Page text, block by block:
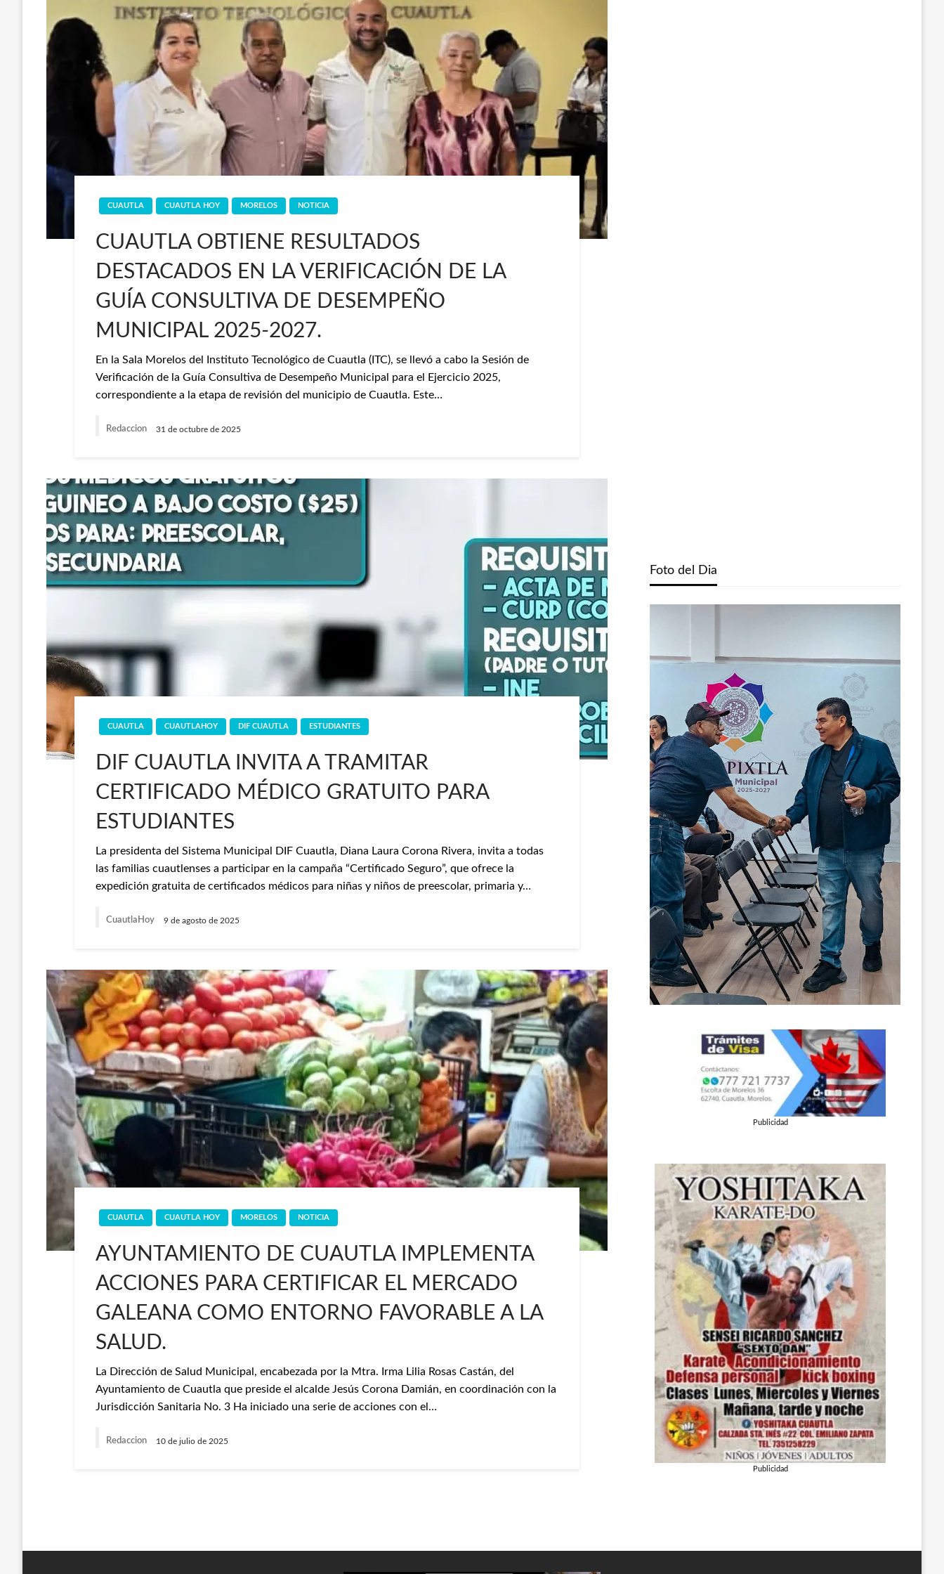
CUAUTLA CUAUTLA HOY MORELOS NOTICIA
CUAUTLA OBTIENE RESULTADOS
DESTACADOS EN LA VERIFICACIÓN DE LA
GUÍA CONSULTIVA DE DESEMPEÑO
MUNICIPAL 2025-2027.
En la Sala Morelos del Instituto Tecnológico de Cuautla (ITC), se llevó a cabo la Sesión de
Verificación de la Guía Consultiva de Desempeño Municipal para el Ejercicio 2025,
correspondiente a la etapa de revisión del municipio de Cuautla. Este…
Redaccion 31 de octubre de 2025
CUAUTLA CUAUTLAHOY DIF CUAUTLA ESTUDIANTES
DIF CUAUTLA INVITA A TRAMITAR
CERTIFICADO MÉDICO GRATUITO PARA
ESTUDIANTES
La presidenta del Sistema Municipal DIF Cuautla, Diana Laura Corona Rivera, invita a todas
las familias cuautlenses a participar en la campaña “Certificado Seguro”, que ofrece la
expedición gratuita de certificados médicos para niñas y niños de preescolar, primaria y…
CuautlaHoy 9 de agosto de 2025
CUAUTLA CUAUTLA HOY MORELOS NOTICIA
AYUNTAMIENTO DE CUAUTLA IMPLEMENTA
ACCIONES PARA CERTIFICAR EL MERCADO
GALEANA COMO ENTORNO FAVORABLE A LA
SALUD.
La Dirección de Salud Municipal, encabezada por la Mtra. Irma Lilia Rosas Castán, del
Ayuntamiento de Cuautla que preside el alcalde Jesús Corona Damián, en coordinación con la
Jurisdicción Sanitaria No. 3 Ha iniciado una serie de acciones con el…
Redaccion 10 de julio de 2025
Foto del Dia
Publicidad
Publicidad